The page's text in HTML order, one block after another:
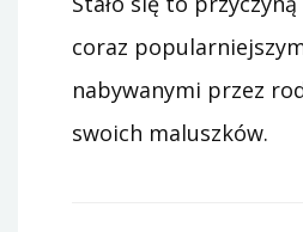
coraz
nabywanymi przez
swoich maluszków.